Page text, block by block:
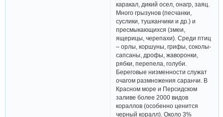
каракал, дикий осел, онагр, заяц.
Много грызунов (песчанки,
суслики, тушканчики и др.) и
пресмыкающихся (змеи,
ящерицы, черепахи). Среди птиц
– орлы, коршуны, грифы, соколы-
сапсаны, дрофы, жаворонки,
рябки, перепела, голуби.
Береговые низменности служат
очагом размножения саранчи. В
Красном море и Персидском
заливе более 2000 видов
кораллов (особенно ценится
черный коралл). Около 3%